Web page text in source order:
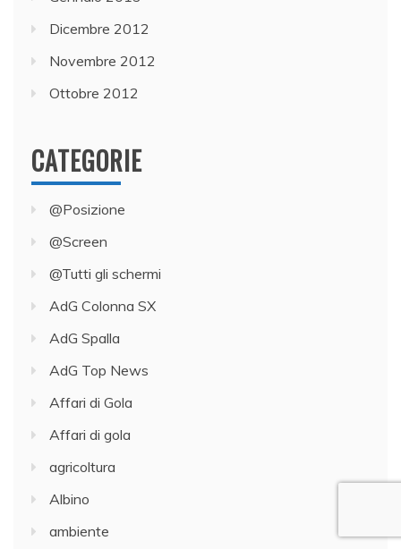
Dicembre 2012
Novembre 2012
Ottobre 2012
CATEGORIE
@Posizione
@Screen
@Tutti gli schermi
AdG Colonna SX
AdG Spalla
AdG Top News
Affari di Gola
Affari di gola
agricoltura
Albino
ambiente